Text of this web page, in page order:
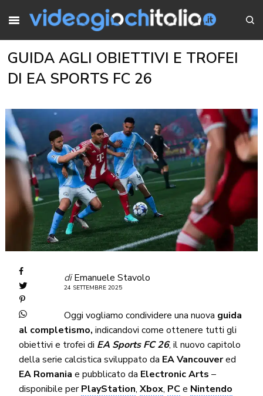
GUIDA AGLI OBIETTIVI E TROFEI
DI EA SPORTS FC 26
di Emanuele Stavolo
24 SETTEMBRE 2025
Oggi vogliamo condividere una nuova guida
al completismo, indicandovi come ottenere tutti gli
obiettivi e trofei di EA Sports FC 26, il nuovo capitolo
della serie calcistica sviluppato da EA Vancouvered
EA Romania e pubblicato da Electronic Arts –
disponibile perPlayStation,Xbox, PCe Nintendo